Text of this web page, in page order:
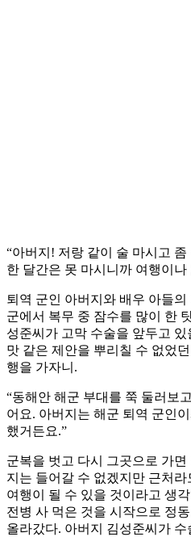
“아버지! 저랑 같이 술 마시고
한 달간은 못 마시니까 여행이나
퇴역 군인 아버지와 배우 아들
군에서 복무 중 잠수를 많이 한
성준씨가 고막 수술을 앞두고
맛 같은 제안을 뿌리칠 수 없었
행을 가자니.
“동해안 해군 부대를 쭉 둘러보
어요. 아버지는 해군 퇴역 군인
했거든요.”
군복을 벗고 다시 그곳으로 가
지는 들어갈 수 없겠지만 근처
여행이 될 수 있을 것이라고 생
전병 사 먹은 것을 시작으로 정
올라갔다. 아버지 김성준씨가 수